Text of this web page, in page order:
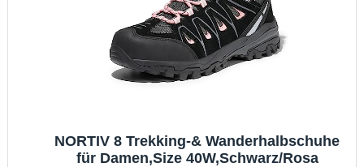
NORTIV 8 Trekking-& Wanderhalbschuhe
für Damen,Size 40W,Schwarz/Rosa